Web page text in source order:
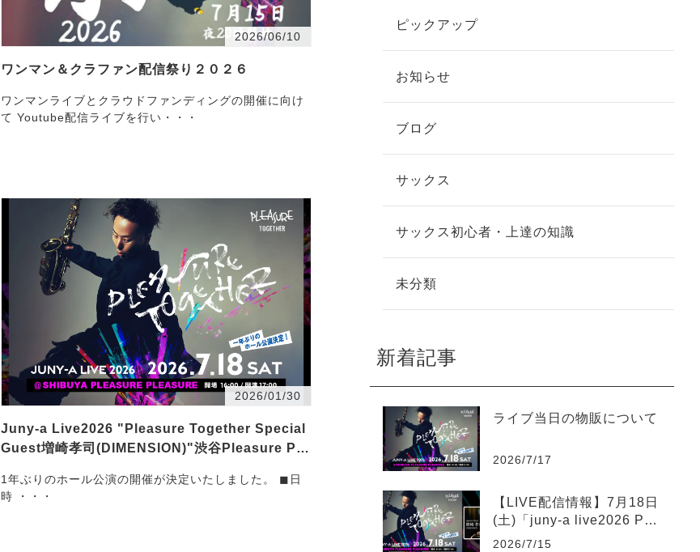
2026/06/10
ワンマン＆クラファン配信祭り２０２６
ワンマンライブとクラウドファンディングの開催に向け
て Youtube配信ライブを行い・・・
2026/01/30
Juny-a Live2026 "Pleasure Together Special
Guest増崎孝司(DIMENSION)"渋谷Pleasure Ple
1年ぶりのホール公演の開催が決定いたしました。 ◼︎日
時 ・・・
ピックアップ
お知らせ
ブログ
サックス
サックス初心者・上達の知識
未分類
新着記事
ライブ当日の物販について
2026/7/17
【LIVE配信情報】7月18日
(土)「juny-a live2026 Ple
asure Together」ツイキャ
2026/7/15